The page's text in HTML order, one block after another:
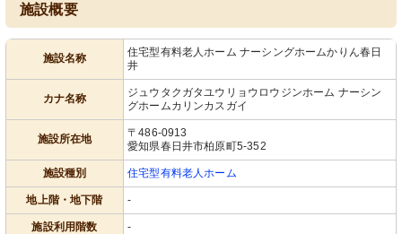
施設概要
施設名称
住宅型有料老人ホーム ナーシングホームかりん春日
井
カナ名称
ジュウタクガタユウリョウロウジンホーム ナーシン
グホームカリンカスガイ
施設所在地
〒486-0913
愛知県春日井市柏原町5-352
施設種別 住宅型有料老人ホーム
地上階・地下階 -
施設利用階数 -